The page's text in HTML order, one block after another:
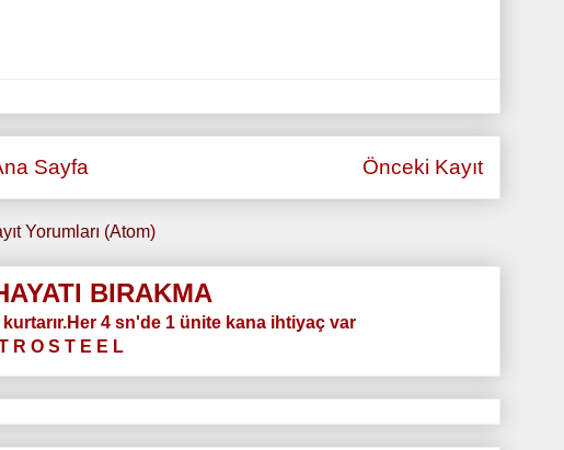
Önceki Kayıt
Sayfa
Yorumları (Atom)
BIRAKMA
kurtarır.Her 4 sn'de 1 ünite kana ihtiyaç var
R O S T E E L